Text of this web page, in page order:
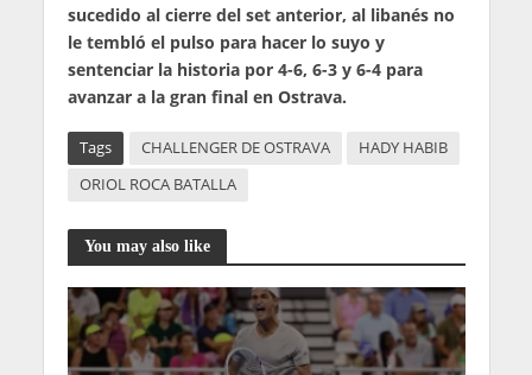
sucedido al cierre del set anterior, al libanés no
le tembló el pulso para hacer lo suyo y
sentenciar la historia por 4-6, 6-3 y 6-4 para
avanzar a la gran final en Ostrava.
Tags CHALLENGER DE OSTRAVA
HADY HABIB
ORIOL ROCA BATALLA
You may also like